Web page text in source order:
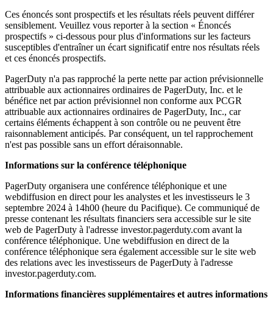
Ces énoncés sont prospectifs et les résultats réels peuvent différer
sensiblement. Veuillez vous reporter à la section « Énoncés
prospectifs » ci-dessous pour plus d'informations sur les facteurs
susceptibles d'entraîner un écart significatif entre nos résultats réels
et ces énoncés prospectifs.
PagerDuty n'a pas rapproché la perte nette par action prévisionnelle
attribuable aux actionnaires ordinaires de PagerDuty, Inc. et le
bénéfice net par action prévisionnel non conforme aux PCGR
attribuable aux actionnaires ordinaires de PagerDuty, Inc., car
certains éléments échappent à son contrôle ou ne peuvent être
raisonnablement anticipés. Par conséquent, un tel rapprochement
n'est pas possible sans un effort déraisonnable.
Informations sur la conférence téléphonique
PagerDuty organisera une conférence téléphonique et une
webdiffusion en direct pour les analystes et les investisseurs le 3
septembre 2024 à 14h00 (heure du Pacifique). Ce communiqué de
presse contenant les résultats financiers sera accessible sur le site
web de PagerDuty à l'adresse investor.pagerduty.com avant la
conférence téléphonique. Une webdiffusion en direct de la
conférence téléphonique sera également accessible sur le site web
des relations avec les investisseurs de PagerDuty à l'adresse
investor.pagerduty.com.
Informations financières supplémentaires et autres informations